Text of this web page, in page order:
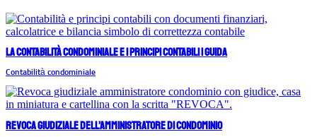
La contabilità condominiale e i principi contabili | Guida
Contabilità condominiale
Revoca giudiziale dell’amministratore di condominio